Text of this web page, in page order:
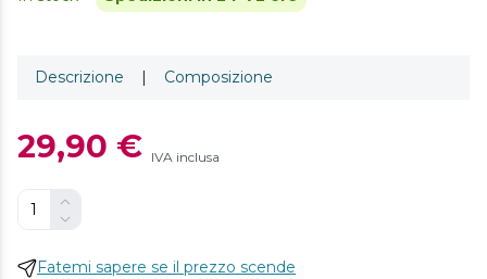
Descrizione | Composizione
29,90 € IVA inclusa
Fatemi sapere se il prezzo scende